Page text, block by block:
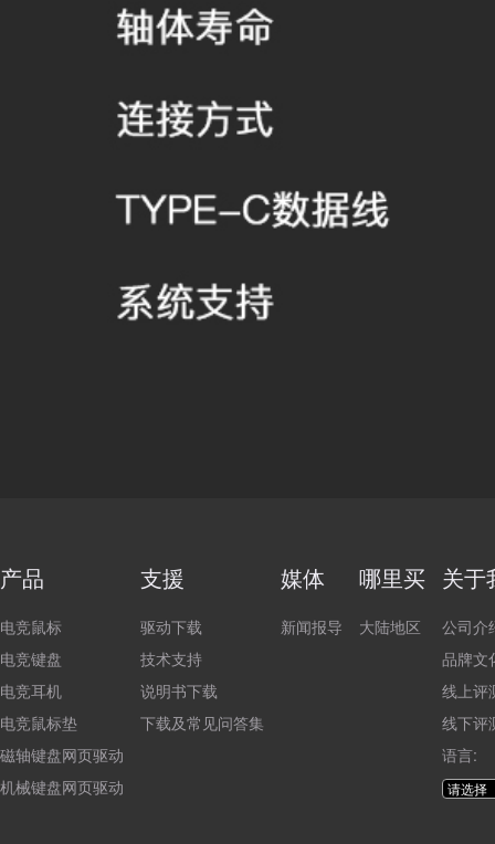
产品
电竞鼠标
电竞键盘
电竞耳机
电竞鼠标垫
磁轴键盘网页驱动
机械键盘网页驱动
支援
驱动下载
技术支持
说明书下载
下载及常见问答集
媒体
新闻报导
哪里买
大陆地区
关于
公司介
品牌文
线上评
线下评
语言: